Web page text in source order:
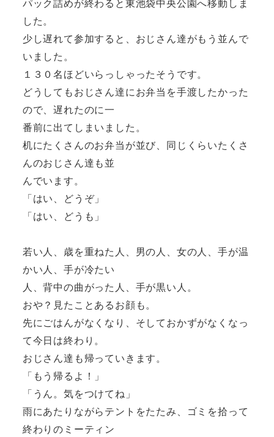
パック詰めが終わると東池袋中央公園へ移動しま
した。
少し遅れて参加すると、おじさん達がもう並んで
いました。
１３０名ほどいらっしゃったそうです。
どうしてもおじさん達にお弁当を手渡したかった
ので、遅れたのに一
番前に 出てしまいました。
机にたくさんのお弁当が並び、同じくらいたくさ
んのおじさん達も並
んでい ます。
「はい、どうぞ」
「はい、どうも」
若い人、歳を重ねた人、男の人、女の人、手が温
かい人、手が冷たい
人、背中の曲がった人、手が黒い人。
おや？見たことあるお顔も。
先にごはんがなくなり、そしておかずがなくなっ
て今日は終わり。
おじさん達も帰っていきます。
「もう帰るよ！」
「うん。気をつけてね」
雨にあたりながらテントをたたみ、ゴミを拾って
終わりのミーティン